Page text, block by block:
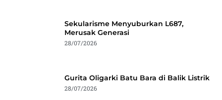
Sekularisme Menyuburkan L687,
Merusak Generasi
28/07/2026
Gurita Oligarki Batu Bara di Balik Listrik
28/07/2026